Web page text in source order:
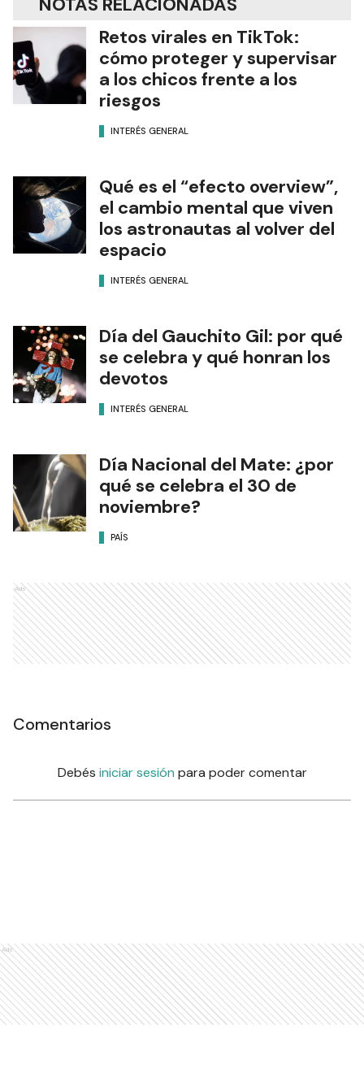
NOTAS RELACIONADAS
Retos virales en TikTok:
cómo proteger y supervisar
a los chicos frente a los
riesgos
INTERÉS GENERAL
Qué es el “efecto overview”,
el cambio mental que viven
los astronautas al volver del
espacio
INTERÉS GENERAL
Día del Gauchito Gil: por qué
se celebra y qué honran los
devotos
INTERÉS GENERAL
Día Nacional del Mate: ¿por
qué se celebra el 30 de
noviembre?
PAÍS
Ads
Comentarios
Debés iniciar sesión para poder comentar
Ads